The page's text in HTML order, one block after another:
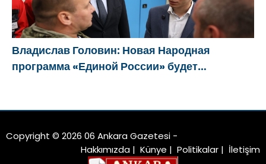
Владислав Головин: Новая Народная
программа «Единой России» будет
Copyright © 2026 06 Ankara Gazetesi -
Hakkımızda | Künye | Politikalar | İletişim